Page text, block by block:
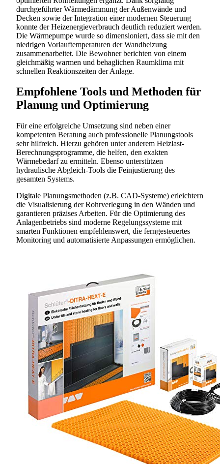
durchgeführter Wärmedämmung der Außenwände und
Decken sowie der Integration einer modernen Steuerung
konnte der Heizenergieverbrauch deutlich reduziert werden.
Die Wärmepumpe wurde so dimensioniert, dass sie mit den
niedrigen Vorlauftemperaturen der Wandheizung
zusammenarbeitet. Die Bewohner berichten von einem
gleichmäßig warmen und behaglichen Raumklima mit
schnellen Reaktionszeiten der Anlage.
Empfohlene Tools und Methoden für
Planung und Optimierung
Für eine erfolgreiche Umsetzung sind neben einer
kompetenten Beratung auch professionelle Planungstools
sehr hilfreich. Hierzu gehören unter anderem Heizlast-
Berechnungsprogramme, die helfen, den exakten
Wärmebedarf zu ermitteln. Ebenso unterstützen
hydraulische Abgleich-Tools die Feinjustierung des
gesamten Systems.
Digitale Planungsmethoden (z.B. CAD-Systeme) erleichtern
die Visualisierung der Rohrverlegung in den Wänden und
garantieren präzises Arbeiten. Für die Optimierung des
Anlagenbetriebs sind moderne Regelungssysteme mit
smarten Funktionen empfehlenswert, die ferngesteuertes
Monitoring und automatisierte Anpassungen ermöglichen.